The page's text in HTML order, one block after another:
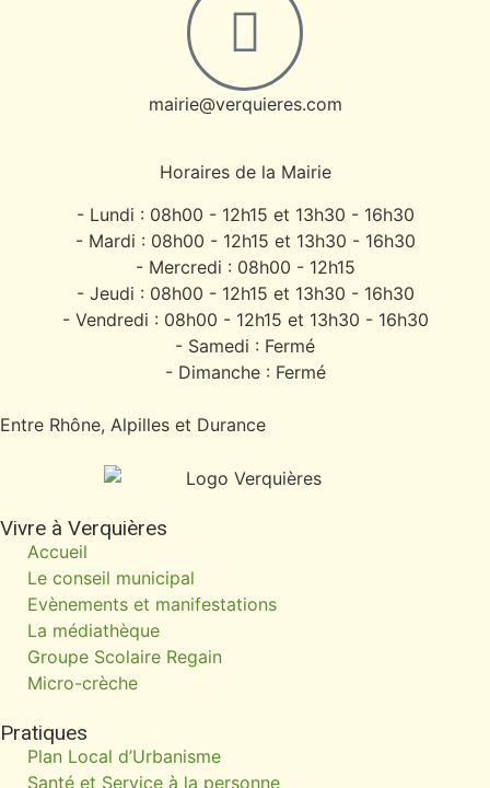
mairie@verquieres.com
Horaires de la Mairie
- Lundi : 08h00 - 12h15 et 13h30 - 16h30
- Mardi : 08h00 - 12h15 et 13h30 - 16h30
- Mercredi : 08h00 - 12h15
- Jeudi : 08h00 - 12h15 et 13h30 - 16h30
- Vendredi : 08h00 - 12h15 et 13h30 - 16h30
- Samedi : Fermé
- Dimanche : Fermé
Entre Rhône, Alpilles et Durance
Vivre à Verquières
Accueil
Le conseil municipal
Evènements et manifestations
La médiathèque
Groupe Scolaire Regain
Micro-crèche
Pratiques
Plan Local d’Urbanisme
Santé et Service à la personne